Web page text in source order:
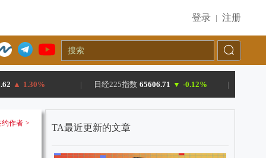
登录 | 注册
▲ 1.30% | 日经225指数 65606.71 ▼ -0.12% |
作者 > TA最近更新的文章